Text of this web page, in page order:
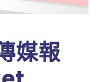
媒報